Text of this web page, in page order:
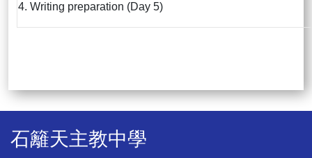
4. Writing preparation (Day 5)
石籬天主教中學